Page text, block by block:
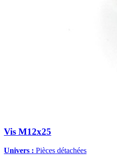
Vis M12x25
Univers : Pièces détachées